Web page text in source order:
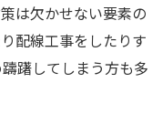
は欠かせない要素の
配線工事をしたりす
躇してしまう方も多